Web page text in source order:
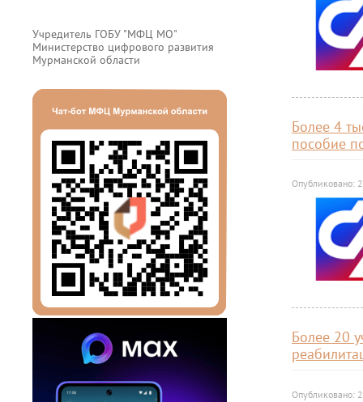
Учредитель ГОБУ "МФЦ МО"
Министерство цифрового развития
Мурманской области
Более 4
пособие
Опубликовано:
Более 20
Опубликовано: